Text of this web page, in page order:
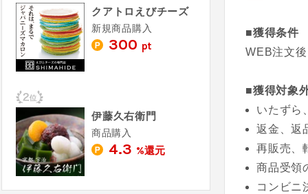
■獲得条件
WEB注文
■獲得対象
いたずら
返金、返
再販売、
商品受領
コンビニ
クアトロえびチーズ
新規商品購入
300 pt
伊藤久右衛門
商品購入
4.3 %還元